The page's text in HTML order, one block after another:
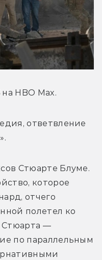
HBO Max.
ответвление
Стюарте Блуме.
которое
отчего
полетел ко
Стюарта —
по параллельным